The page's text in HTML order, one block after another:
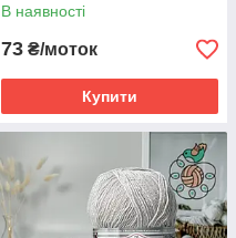
В наявності
73 ₴/моток
Купити